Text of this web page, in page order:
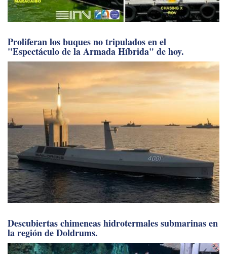
Descubiertas chimeneas hidrotermales submarinas en
la región de Doldrums.